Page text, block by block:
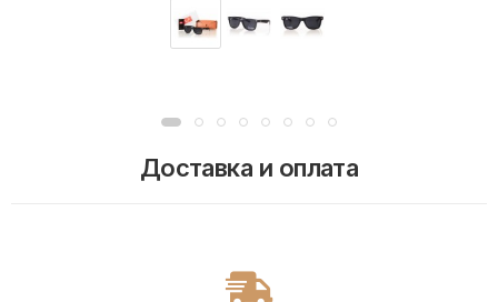
Доставка и оплата